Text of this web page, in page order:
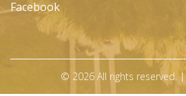
Facebook
© 2026 All rights reserved. |